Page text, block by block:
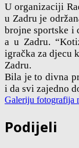
U organizaciji
u Zadru je
brojne sportske i
a u Zadru.
igračka za djecu
Zadru.
Bila je to divna
i da svi zajedno
Galeriju fotografija
Podijeli